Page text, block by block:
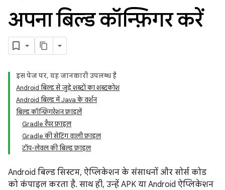
अपना बिल्ड कॉन्फ़िगर करें
इस पेज पर, यह जानकारी उपलब्ध है
Android बिल्ड से जुड़े शब्दों का शब्दकोश
Android बिल्ड में Java के वर्शन
बिल्ड कॉन्फ़िगरेशन फ़ाइलें
Gradle रैपर फ़ाइल
Gradle की सेटिंग वाली फ़ाइल
टॉप-लेवल की बिल्ड फ़ाइल
Android बिल्ड सिस्टम, ऐप्लिकेशन के संसाधनों और सोर्स कोड
को कंपाइल करता है. साथ ही, उन्हें APK या Android ऐप्लिकेशन